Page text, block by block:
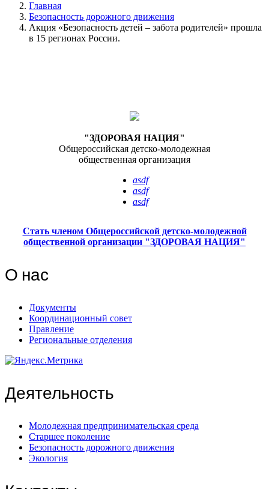
Главная
Безопасность дорожного движения
Акция «Безопасность детей – забота родителей» прошла
в 15 регионах России.
"ЗДОРОВАЯ НАЦИЯ"
Общероссийская детско-молодежная
общественная организация
asdf
asdf
asdf
Стать членом Общероссийской детско-молодежной
общественной организации "ЗДОРОВАЯ НАЦИЯ"
О нас
Документы
Координационный совет
Правление
Региональные отделения
Деятельность
Молодежная предпринимательская среда
Старшее поколение
Безопасность дорожного движения
Экология